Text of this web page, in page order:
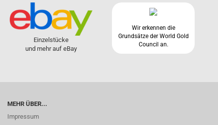
Einzelstücke
und mehr auf eBay
Wir erkennen die
Grundsätze der World Gold
Council an.
MEHR ÜBER...
Impressum